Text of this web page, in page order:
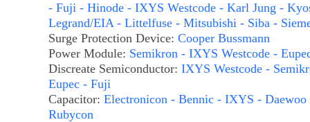
- Fuji - Hinode - IXYS Westcode - Karl Jung -
Legrand/EIA - Littelfuse - Mitsubishi - Siba -
Surge Protection Device: Cooper Bussmann
Power Module: Semikron - IXYS Westcode -
Discreate Semiconductor: IXYS Westcode -
Eupec - Fuji
Capacitor: Electronicon - Bennic - IXYS - Daewoo
Rubycon